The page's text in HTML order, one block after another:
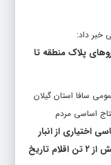
خبر داد:
پلاک منطقه تا
سافا استان گیلان
اساسی مردم
اساسی اختیاری از انبار
فاقد مجوز در رشت /کشف بیش از ۲ تن اقلام تاریخ